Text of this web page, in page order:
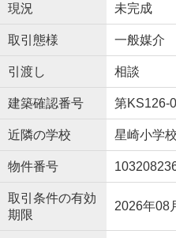
現況 未完成
取引態様 一般媒介
引渡し 相談
建築確認番号 第KS126-
近隣の学校 星崎小学校
物件番号
取引条件の有効
期限
2026年08